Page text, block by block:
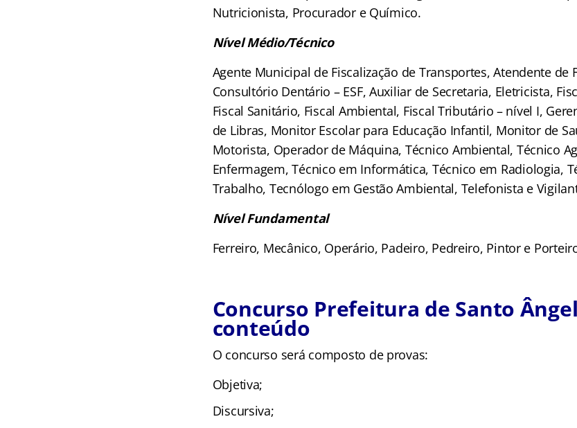
Nutricionista, Procurador e Químico.
Nível Médio/Técnico
Agente Municipal de Fiscalização de Transportes, Atendente de
Consultório Dentário – ESF, Auxiliar de Secretaria, Eletricista,
Fiscal Sanitário, Fiscal Ambiental, Fiscal Tributário – nível I,
de Libras, Monitor Escolar para Educação Infantil, Monitor de
Motorista, Operador de Máquina, Técnico Ambiental, Técnico
Enfermagem, Técnico em Informática, Técnico em Radiologia,
Trabalho, Tecnólogo em Gestão Ambiental, Telefonista e
Nível Fundamental
Ferreiro, Mecânico, Operário, Padeiro, Pedreiro, Pintor e
Concurso Prefeitura de Santo
conteúdo
O concurso será composto de provas:
Objetiva;
Discursiva;